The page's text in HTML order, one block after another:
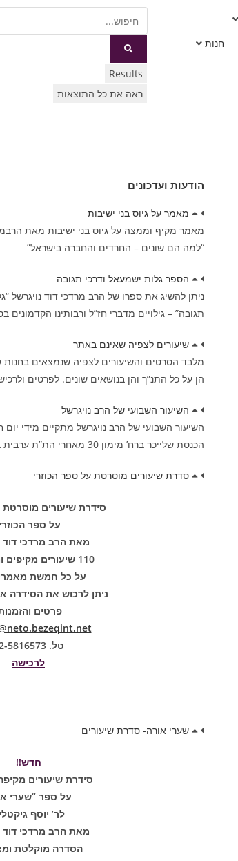
חנות
Results
ראה את כל התוצאות
הודעות ועדכונים
מאמר על גיוס בני ישיבות
מאמר מקיף וממצה על גיוס בני ישיבות מאת
“למה הם שונים – החרדים והחברה בישראל”
הספר גלות ישמעאל ודרכי תגובה
ניתן להשיג את ספרו של הרב מרדכי דוד נויגרשל
תגובה” – גילויים מדברי חז”ל ורבותינו הקדמונים
שיעורים לצפיה שאינם באתר
מלבד הסרטים והשיעורים לצפיה שנמצאים בחנות
הן על כל התנ”ך והן בנושאים שונים. לפרטים ולרכישה נא
השיעור השבועי של הרב נויגרשל
הכנסת שלייכר ברח’ מימון 30 מאחרי הת”ת ערבית בשעה 21:45
סדרת שיעורים מוסרטת על ספר הכוזרי
סידרת שיעורים מוסרטת
על ספר
מאת הרב מרדכי דוד
110 שיעורים מקיפים ומפורטים
על כל חמשת
ניתן לרכוש את הסידרה
פרטים
טל. 02-5816573
לרכישה
שערי אורה- סדרת שיעורים
חדש!!
סידרת שיעורים
על ספר “שערי
לר’ יוסף
מאת הרב מרדכי דוד
הסדרה מוקלטת